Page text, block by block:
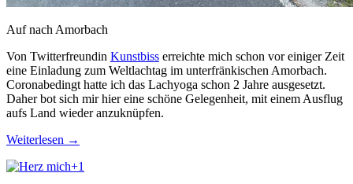
Auf nach Amorbach
Von Twitterfreundin Kunstbiss erreichte mich schon vor einiger Zeit
eine Einladung zum Weltlachtag im unterfränkischen Amorbach.
Coronabedingt hatte ich das Lachyoga schon 2 Jahre ausgesetzt.
Daher bot sich mir hier eine schöne Gelegenheit, mit einem Ausflug
aufs Land wieder anzuknüpfen.
Weiterlesen →
+1